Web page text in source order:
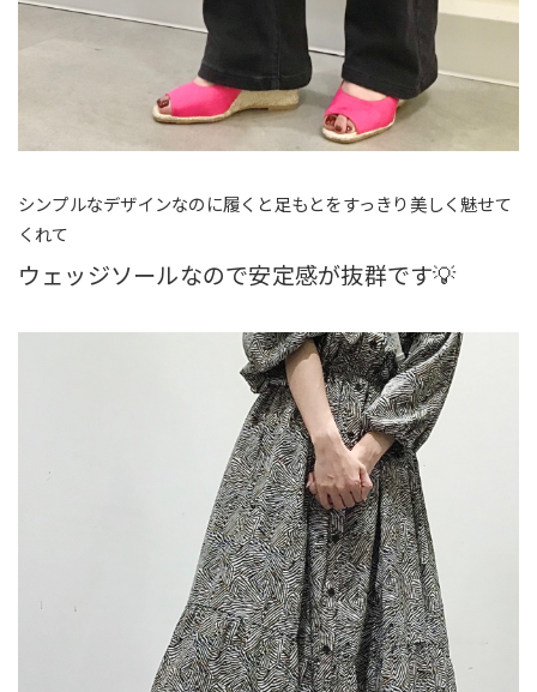
シンプルなデザインなのに履くと足もとをすっきり美しく魅せて
くれて
ウェッジソールなので安定感が抜群です💡